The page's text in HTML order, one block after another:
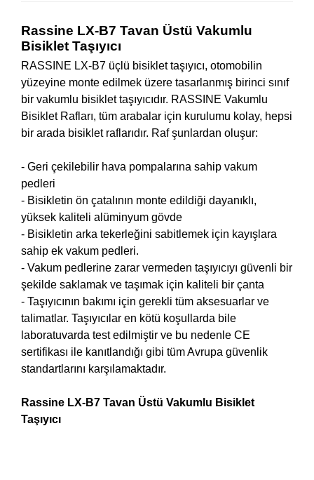
Rassine LX-B7 Tavan Üstü Vakumlu
Bisiklet Taşıyıcı
RASSINE LX-B7 üçlü bisiklet taşıyıcı, otomobilin
yüzeyine monte edilmek üzere tasarlanmış birinci sınıf
bir vakumlu bisiklet taşıyıcıdır. RASSINE Vakumlu
Bisiklet Rafları, tüm arabalar için kurulumu kolay, hepsi
bir arada bisiklet raflarıdır. Raf şunlardan oluşur:
- Geri çekilebilir hava pompalarına sahip vakum
pedleri
- Bisikletin ön çatalının monte edildiği dayanıklı,
yüksek kaliteli alüminyum gövde
- Bisikletin arka tekerleğini sabitlemek için kayışlara
sahip ek vakum pedleri.
- Vakum pedlerine zarar vermeden taşıyıcıyı güvenli bir
şekilde saklamak ve taşımak için kaliteli bir çanta
- Taşıyıcının bakımı için gerekli tüm aksesuarlar ve
talimatlar. Taşıyıcılar en kötü koşullarda bile
laboratuvarda test edilmiştir ve bu nedenle CE
sertifikası ile kanıtlandığı gibi tüm Avrupa güvenlik
standartlarını karşılamaktadır.
Rassine LX-B7 Tavan Üstü Vakumlu Bisiklet
Taşıyıcı